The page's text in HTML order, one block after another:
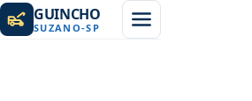
GUINCHO
SUZANO-SP